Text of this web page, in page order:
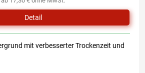
Detail
mit verbesserter Trockenzeit und